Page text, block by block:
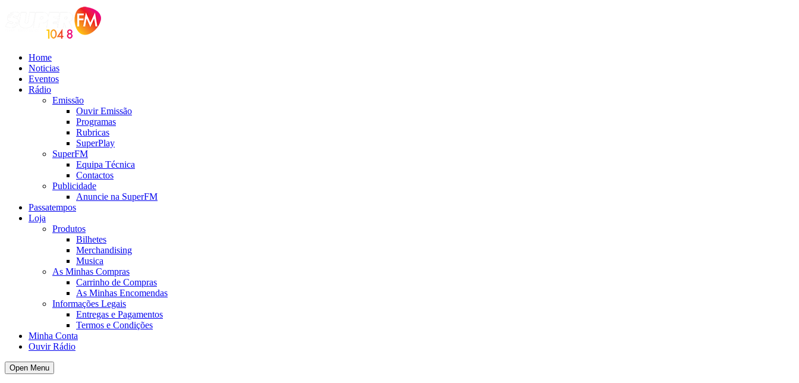
Home
Noticias
Eventos
Rádio
Emissão
Ouvir Emissão
Programas
Rubricas
SuperPlay
SuperFM
Equipa Técnica
Contactos
Publicidade
Anuncie na SuperFM
Passatempos
Loja
Produtos
Bilhetes
Merchandising
Musica
As Minhas Compras
Carrinho de Compras
As Minhas Encomendas
Informações Legais
Entregas e Pagamentos
Termos e Condições
Minha Conta
Ouvir Rádio
Open Menu